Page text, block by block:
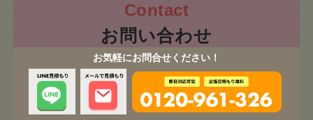
お気軽にお問合せください！
お問い合わせ
お気軽にお問い合わせください！
ご相談・お見積もり無料です！